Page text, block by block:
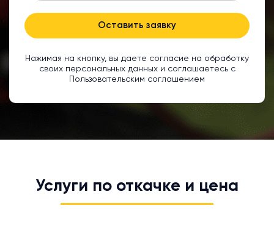
Оставить заявку
Нажимая на кнопку, вы даете согласие на обработку
своих персональных данных и соглашаетесь с
Пользовательским соглашением
Услуги по откачке и цена